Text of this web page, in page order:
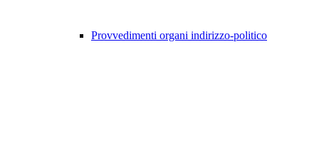
Provvedimenti organi indirizzo-politico